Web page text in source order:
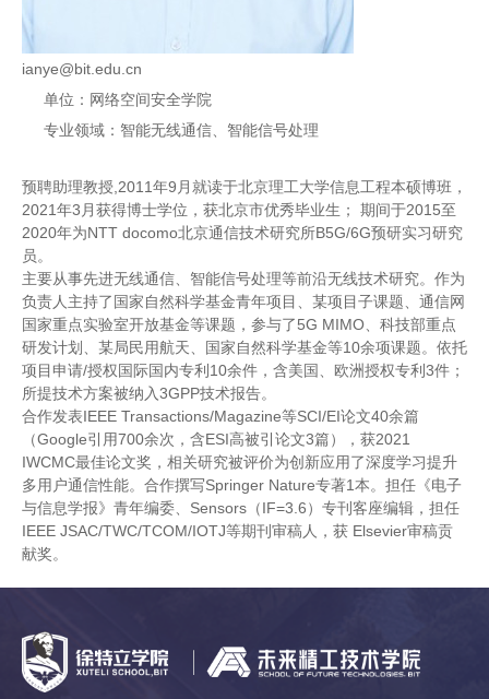
ianye@bit.edu.cn
单位：网络空间安全学院
专业领域：智能无线通信、智能信号处理
预聘助理教授,2011年9月就读于北京理工大学信息工程本硕博班，
2021年3月获得博士学位，获北京市优秀毕业生； 期间于2015至
2020年为NTT docomo北京通信技术研究所B5G/6G预研实习研究
员。
主要从事先进无线通信、智能信号处理等前沿无线技术研究。作为
负责人主持了国家自然科学基金青年项目、某项目子课题、通信网
国家重点实验室开放基金等课题，参与了5G MIMO、科技部重点
研发计划、某局民用航天、国家自然科学基金等10余项课题。依托
项目申请/授权国际国内专利10余件，含美国、欧洲授权专利3件；
所提技术方案被纳入3GPP技术报告。
合作发表IEEE Transactions/Magazine等SCI/EI论文40余篇
（Google引用700余次，含ESI高被引论文3篇），获2021
IWCMC最佳论文奖，相关研究被评价为创新应用了深度学习提升
多用户通信性能。合作撰写Springer Nature专著1本。担任《电子
与信息学报》青年编委、Sensors（IF=3.6）专刊客座编辑，担任
IEEE JSAC/TWC/TCOM/IOTJ等期刊审稿人，获 Elsevier审稿贡
献奖。